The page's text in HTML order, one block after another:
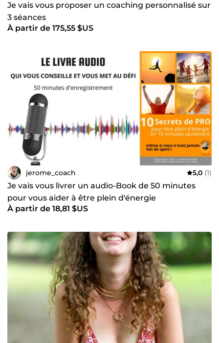
Je vais vous proposer un coaching personnalisé sur
3 séances
À partir de 175,55 $US
jerome_coach 5,0 (1)
Je vais vous livrer un audio-Book de 50 minutes
pour vous aider à être plein d'énergie
À partir de 18,81 $US